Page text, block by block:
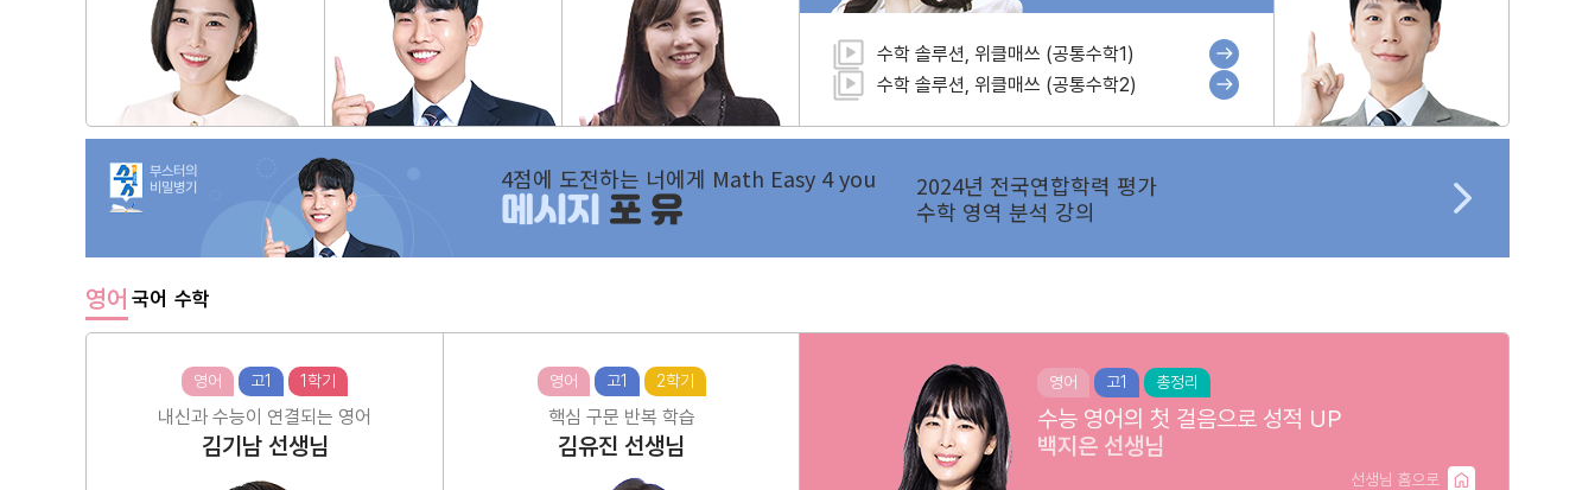
수학 솔루션, 위클매쓰 (공통수학1)
수학 솔루션, 위클매쓰 (공통수학2)
부스터의
비밀병기
4점에 도전하는 너에게 Math Easy 4 you
메시지 포 유
2024년 전국연합학력 평가
수학 영역 분석 강의
영어 국어 수학
영어 고1 1학기
내신과 수능이 연결되는 영어
김기남 선생님
영어 고1 2학기
핵심 구문 반복 학습
김유진 선생님
영어 고1 총정리
수능 영어의 첫 걸음으로 성적 UP
백지은 선생님
선생님 홈으로